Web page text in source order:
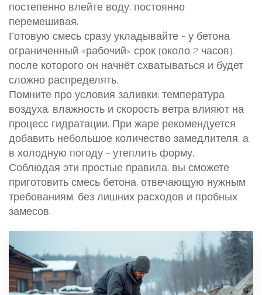
постепенно влейте воду, постоянно
перемешивая.
Готовую смесь сразу укладывайте – у бетона
ограниченный «рабочий» срок (около 2 часов),
после которого он начнёт схватываться и будет
сложно распределять.
Помните про условия заливки: температура
воздуха, влажность и скорость ветра влияют на
процесс гидратации. При жаре рекомендуется
добавить небольшое количество замедлителя, а
в холодную погоду – утеплить форму.
Соблюдая эти простые правила, вы сможете
приготовить смесь бетона, отвечающую нужным
требованиям, без лишних расходов и пробных
замесов.